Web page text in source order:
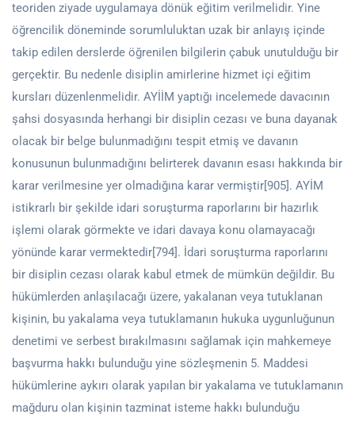
teoriden ziyade uygulamaya dönük eğitim verilmelidir. Yine
öğrencilik döneminde sorumluluktan uzak bir anlayış içinde
takip edilen derslerde öğrenilen bilgilerin çabuk unutulduğu bir
gerçektir. Bu nedenle disiplin amirlerine hizmet içi eğitim
kursları düzenlenmelidir. AYİİM yaptığı incelemede davacının
şahsi dosyasında herhangi bir disiplin cezası ve buna dayanak
olacak bir belge bulunmadığını tespit etmiş ve davanın
konusunun bulunmadığını belirterek davanın esası hakkında bir
karar verilmesine yer olmadığına karar vermiştir[905]. AYİM
istikrarlı bir şekilde idari soruşturma raporlarını bir hazırlık
işlemi olarak görmekte ve idari davaya konu olamayacağı
yönünde karar vermektedir[794]. İdari soruşturma raporlarını
bir disiplin cezası olarak kabul etmek de mümkün değildir. Bu
hükümlerden anlaşılacağı üzere, yakalanan veya tutuklanan
kişinin, bu yakalama veya tutuklamanın hukuka uygunluğunun
denetimi ve serbest bırakılmasını sağlamak için mahkemeye
başvurma hakkı bulunduğu yine sözleşmenin 5. Maddesi
hükümlerine aykırı olarak yapılan bir yakalama ve tutuklamanın
mağduru olan kişinin tazminat isteme hakkı bulunduğu